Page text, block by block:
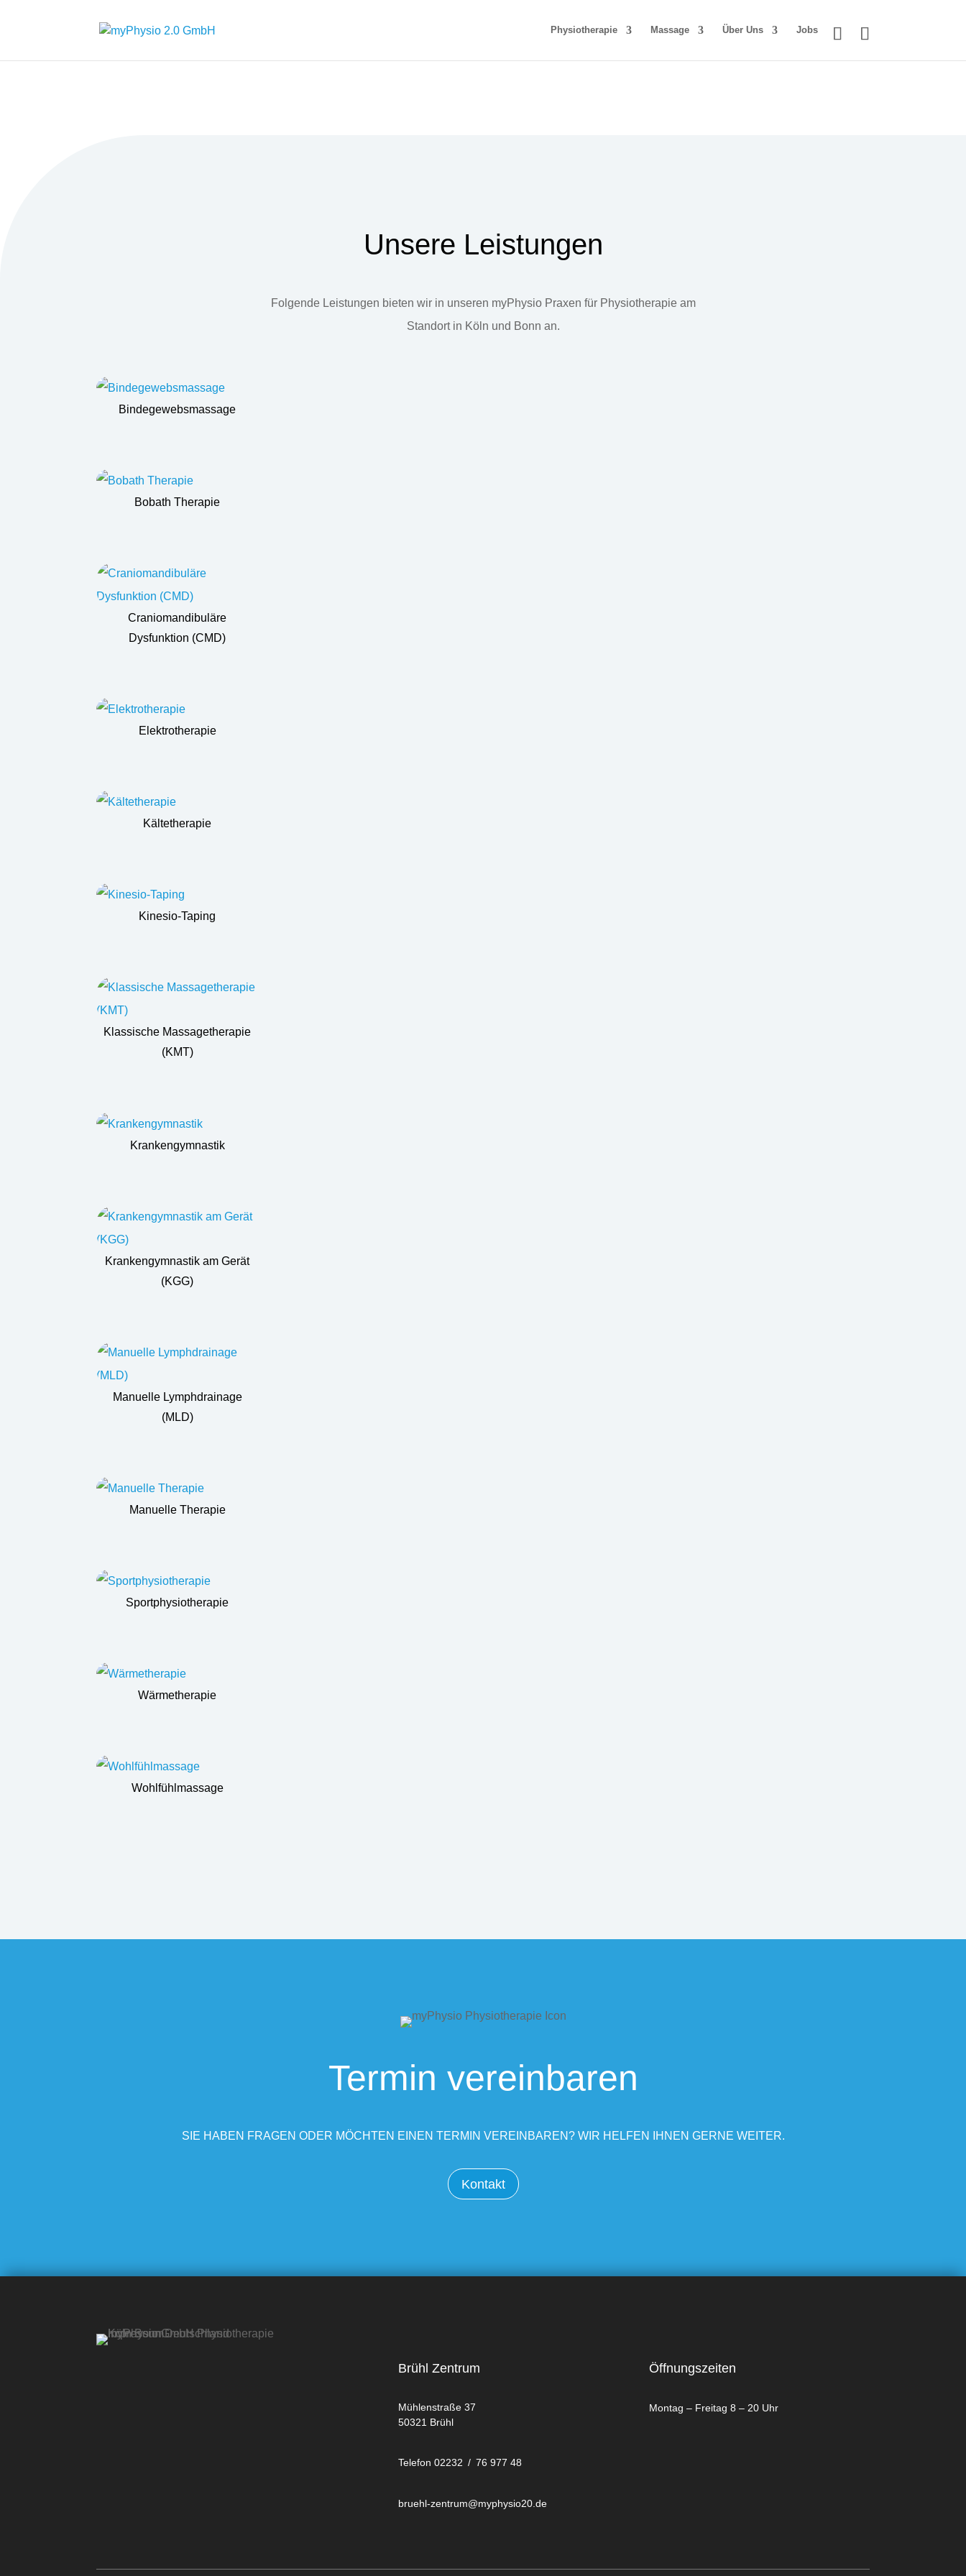
Physiotherapie Massage Über Uns Jobs
Unsere Leistungen
Folgende Leistungen bieten wir in unseren myPhysio Praxen für Physiotherapie am
Standort in Köln und Bonn an.
Bindegewebsmassage
Bobath Therapie
Craniomandibuläre
Dysfunktion (CMD)
Elektrotherapie
Kältetherapie
Kinesio-Taping
Klassische Massagetherapie
(KMT)
Krankengymnastik
Krankengymnastik am Gerät
(KGG)
Manuelle Lymphdrainage
(MLD)
Manuelle Therapie
Sportphysiotherapie
Wärmetherapie
Wohlfühlmassage
Termin vereinbaren
SIE HABEN FRAGEN ODER MÖCHTEN EINEN TERMIN VEREINBAREN? WIR HELFEN IHNEN GERNE WEITER.
Kontakt
Brühl Zentrum
Mühlenstraße 37
50321 Brühl
Telefon 02232 / 76 977 48
bruehl-zentrum@myphysio20.de
Öffnungszeiten
Montag – Freitag 8 – 20 Uhr